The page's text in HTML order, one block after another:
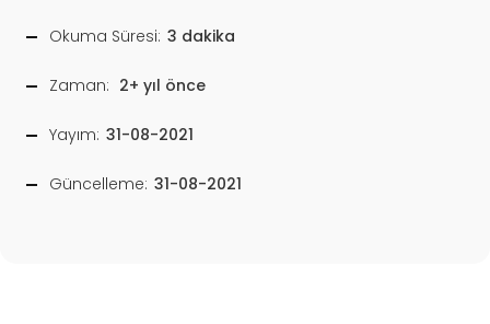
Okuma Süresi: 3 dakika
Zaman: 2+ yıl önce
Yayım: 31-08-2021
Güncelleme: 31-08-2021